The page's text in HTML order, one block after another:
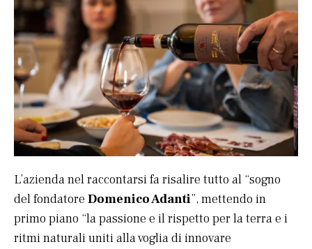
L’azienda nel raccontarsi fa risalire tutto al “sogno
del fondatore Domenico Adanti”, mettendo in
primo piano “la passione e il rispetto per la terra e i
ritmi naturali uniti alla voglia di innovare